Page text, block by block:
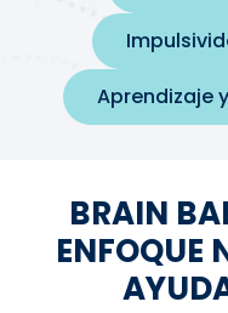
Aprendizaje
BRAIN
ENFOQUE